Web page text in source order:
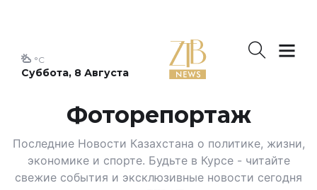
Суббота, 8 Августа
°C
Фоторепортаж
Последние Новости Казахстана о политике, жизни,
экономике и спорте. Будьте в Курсе - читайте
свежие события и эксклюзивные новости сегодня